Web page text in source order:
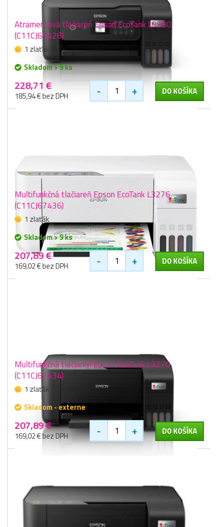
Atramentová tlačiareň Epson EcoTank L3280
(C11CJ66426)
1 zlaťák
Skladom > 9 ks
228,71 €
185,94 € bez DPH - + DO KOŠÍKA
Multifunkčná tlačiareň Epson EcoTank L3276
(C11CJ67436)
1 zlaťák
Skladom > 9 ks
207,89 €
169,02 € bez DPH - + DO KOŠÍKA
Multifunkčná tlačiareň Epson EcoTank L3270
(C11CJ67434)
1 zlaťák
Skladom - externe
207,89 €
169,02 € bez DPH - + DO KOŠÍKA